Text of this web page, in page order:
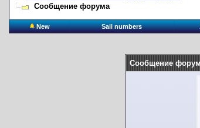
Сообщение форума
New Sail numbers
Сообщение